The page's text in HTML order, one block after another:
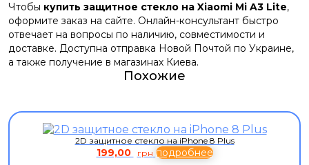
Чтобы купить защитное стекло на Xiaomi Mi A3 Lite,
оформите заказ на сайте. Онлайн-консультант быстро
отвечает на вопросы по наличию, совместимости и
доставке. Доступна отправка Новой Почтой по Украине,
а также получение в магазинах Киева.
Похожие
2D защитное стекло на iPhone 8 Plus
199,00 грн подробнее